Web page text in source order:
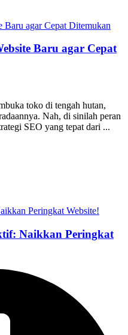
Baru agar Cepat
toko di tengah hutan,
Nah, di sinilah peran
SEO yang tepat dari ...
Naikkan Peringkat